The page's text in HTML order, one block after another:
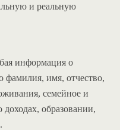
и реальную
информация о
фамилия, имя, отчество,
семейное и
образовании,